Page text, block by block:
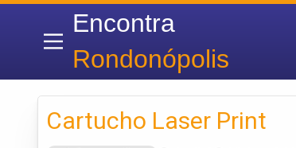
Encontra
Rondonópolis
Cartucho Laser Print